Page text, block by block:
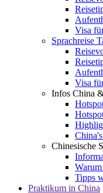
Visa
Sprachreise
Visa
Infos China
Chinesische
Tipps
Praktikum in China